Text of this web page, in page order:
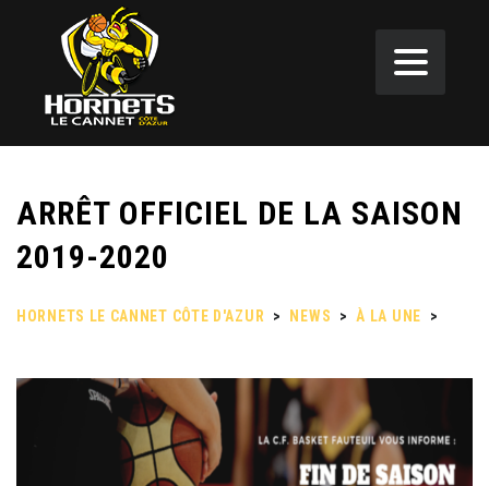
ARRÊT OFFICIEL DE LA SAISON
2019-2020
HORNETS LE CANNET CÔTE D'AZUR > NEWS > À LA UNE
>